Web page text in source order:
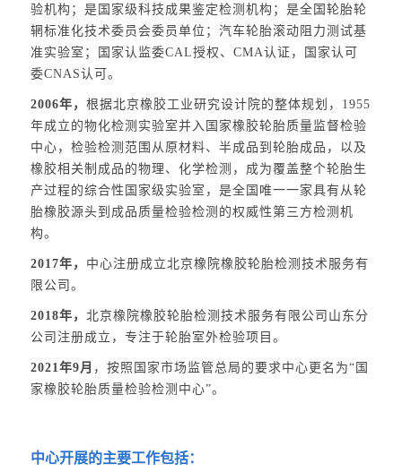
验机构；是国家级科技成果鉴定检测机构；是全国轮胎轮
辋标准化技术委员会委员单位；汽车轮胎滚动阻力测试基
准实验室；国家认监委CAL授权、CMA认证，国家认可
委CNAS认可。
2006年，根据北京橡胶工业研究设计院的整体规划，1955
年成立的物化检测实验室并入国家橡胶轮胎质量监督检验
中心，检验检测范围从原材料、半成品到轮胎成品，以及
橡胶相关制成品的物理、化学检测，成为覆盖整个轮胎生
产过程的综合性国家级实验室，是全国唯一一家具有从轮
胎橡胶源头到成品质量检验检测的权威性第三方检测机
构。
2017年， 中心注册成立北京橡院橡胶轮胎检测技术服务有
限公司。
2018年，北京橡院橡胶轮胎检测技术服务有限公司山东分
公司注册成立，专注于轮胎室外检验项目。
2021年9月 ，按照国家市场监管总局的要求中心更名为“国
家橡胶轮胎质量检验检测中心”。
中心开展的主要工作包括：